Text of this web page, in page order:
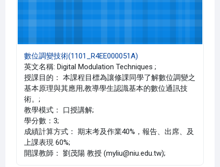
數位調變技術(1101_R4EE000051A)
英文名稱: Digital Modulation Techniques ;
授課目的： 本課程目標為讓修課同學了解數位調變之
基本原理與其應用,教導學生認識基本的數位通訊技
術。;
教學模式： 口授講解;
學分數：3;
成績計算方式： 期末考及作業40%，報告、出席、及
上課表現 60%;
開課教師： 劉茂陽 教授 (myliu@niu.edu.tw);